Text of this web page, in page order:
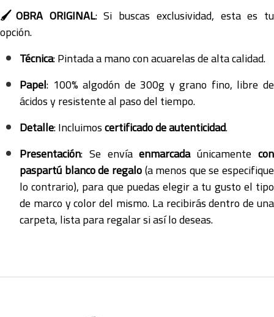
🖌️OBRA ORIGINAL: Si buscas exclusividad, esta es tu
opción.
Técnica: Pintada a mano con acuarelas de alta calidad.
Papel: 100% algodón de 300g y grano fino, libre de
ácidos y resistente al paso del tiempo.
Detalle: Incluimoscertificado de autenticidad.
Presentación: Se envíaenmarcadaúnicamentecon
paspartú blanco de regalo(a menos que se especifique
lo contrario), para que puedas elegir a tu gusto el tipo
de marco y color del mismo. La recibirás dentro de una
carpeta, lista para regalar si así lo deseas.